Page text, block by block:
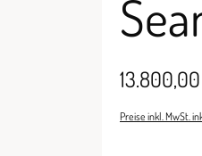
Preise inkl. MwSt.